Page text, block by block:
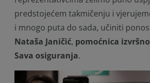
predstojećem takmičenju i
i mnogo puta do sada, učiniti
Nataša Janičić, pomoćnica
Sava osiguranja.